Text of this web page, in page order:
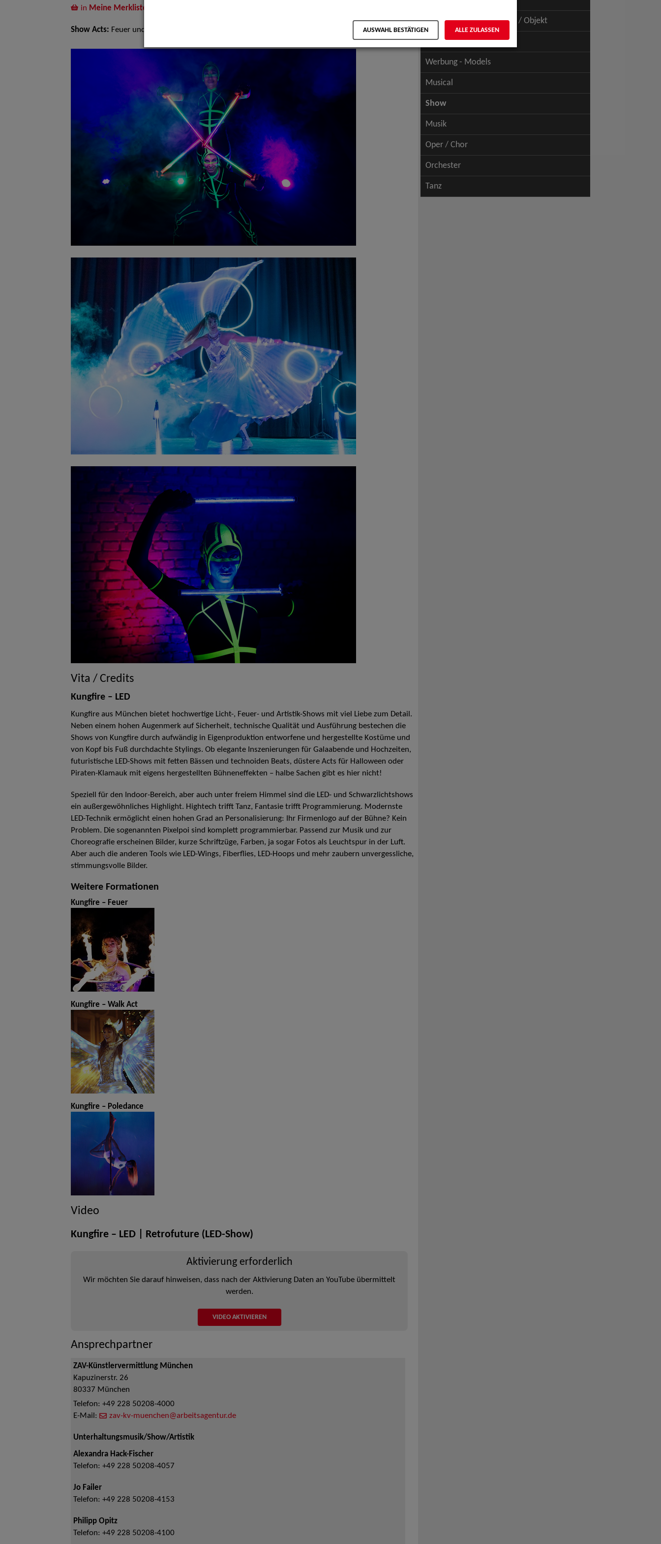
in Meine Merkliste
Show Acts: Feuer und Lichtshows
Vita / Credits
Kungfire – LED
Kungfire aus München bietet hochwertige Licht-, Feuer- und Artistik-Shows mit viel Liebe zum Detail.
Neben einem hohen Augenmerk auf Sicherheit, technische Qualität und Ausführung bestechen die
Shows von Kungfire durch aufwändig in Eigenproduktion entworfene und hergestellte Kostüme und
von Kopf bis Fuß durchdachte Stylings. Ob elegante Inszenierungen für Galaabende und Hochzeiten,
futuristische LED-Shows mit fetten Bässen und technoiden Beats, düstere Acts für Halloween oder
Piraten-Klamauk mit eigens hergestellten Bühneneffekten – halbe Sachen gibt es hier nicht!
Speziell für den Indoor-Bereich, aber auch unter freiem Himmel sind die LED- und Schwarzlichtshows
ein außergewöhnliches Highlight. Hightech trifft Tanz, Fantasie trifft Programmierung. Modernste
LED-Technik ermöglicht einen hohen Grad an Personalisierung: Ihr Firmenlogo auf der Bühne? Kein
Problem. Die sogenannten Pixelpoi sind komplett programmierbar. Passend zur Musik und zur
Choreografie erscheinen Bilder, kurze Schriftzüge, Farben, ja sogar Fotos als Leuchtspur in der Luft.
Aber auch die anderen Tools wie LED-Wings, Fiberflies, LED-Hoops und mehr zaubern unvergessliche,
stimmungsvolle Bilder.
Weitere Formationen
Kungfire – Feuer
Kungfire – Walk Act
Kungfire – Poledance
Video
Kungfire – LED | Retrofuture (LED-Show)
Aktivierung erforderlich
Wir möchten Sie darauf hinweisen, dass nach der Aktivierung Daten an YouTube übermittelt
werden.
VIDEO AKTIVIEREN
Ansprechpartner
ZAV-Künstlervermittlung München
Kapuzinerstr. 26
80337 München
Telefon: +49 228 50208-4000
E-Mail:
zav-kv-muenchen@arbeitsagentur.de
Unterhaltungsmusik/Show/Artistik
Alexandra Hack-Fischer
Telefon: +49 228 50208-4057
Jo Failer
Telefon: +49 228 50208-4153
Philipp Opitz
Telefon: +49 228 50208-4100
Schauspiel - Figur / Puppe / Objekt
Werbung - Talents
Werbung - Models
Musical
Show
Musik
Oper / Chor
Orchester
Tanz
AUSWAHL BESTÄTIGEN ALLE ZULASSEN